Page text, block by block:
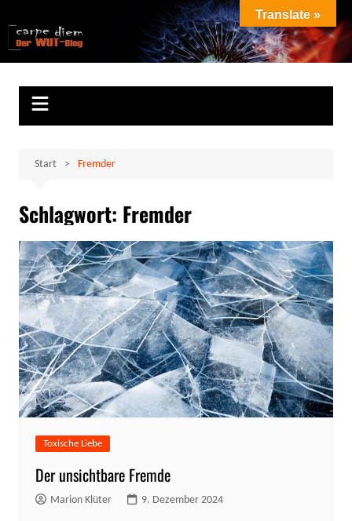
Inhalt
springen
Marion Klüter
carpe diem
Start Fremder
Schlagwort: Fremder
Toxische Liebe
Der unsichtbare Fremde
Marion Klüter 9. Dezember 2024
Translate »